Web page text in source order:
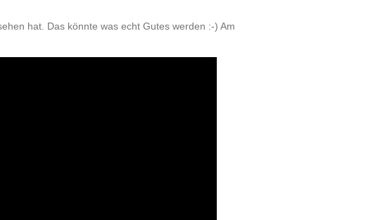
hat. Das könnte was echt Gutes werden :-) Am